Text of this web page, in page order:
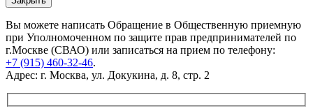
Вы можете написать Обращение в Общественную приемную
при Уполномоченном по защите прав предпринимателей по
г.Москве (СВАО) или записаться на прием по телефону:
+7 (915) 460-32-46.
Адрес: г. Москва, ул. Докукина, д. 8, стр. 2